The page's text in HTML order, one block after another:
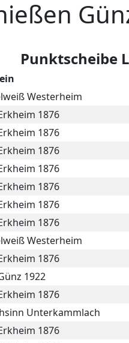
Punktscheibe
Westerheim
1876
1876
1876
1876
1876
1876
1876
Westerheim
1876
1922
1876
Unterkammlach
1876